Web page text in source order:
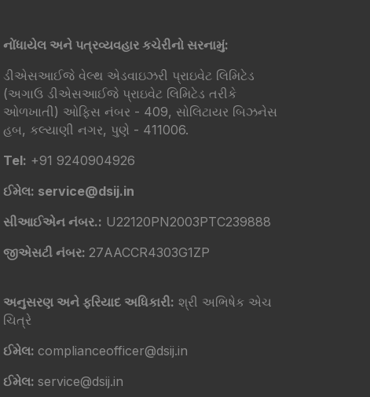
નોંધાયેલ અને પત્રવ્યવહાર કચેરીનો સરનામું:
ડીએસઆઈજે વેલ્થ એડવાઇઝરી પ્રાઇવેટ લિમિટેડ
(અગાઉ ડીએસઆઈજે પ્રાઇવેટ લિમિટેડ તરીકે
ઓળખાતી) ઓફિસ નંબર - 409, સોલિટાયર બિઝનેસ
હબ, કલ્યાણી નગર, પુણે - 411006.
Tel: +91 9240904926
ઈમેલ: service@dsij.in
સીઆઈએન નંબર.: U22120PN2003PTC239888
જીએસટી નંબર: 27AACCR4303G1ZP
અનુસરણ અને ફરિયાદ અધિકારી: શ્રી અભિષેક એચ
ચિત્રે
ઈમેલ: complianceofficer@dsij.in
ઈમેલ: service@dsij.in